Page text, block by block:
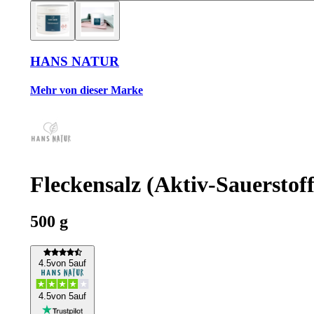
HANS NATUR
Mehr von dieser Marke
Fleckensalz (Aktiv-
500 g
4.5von 5auf
4.5von 5auf